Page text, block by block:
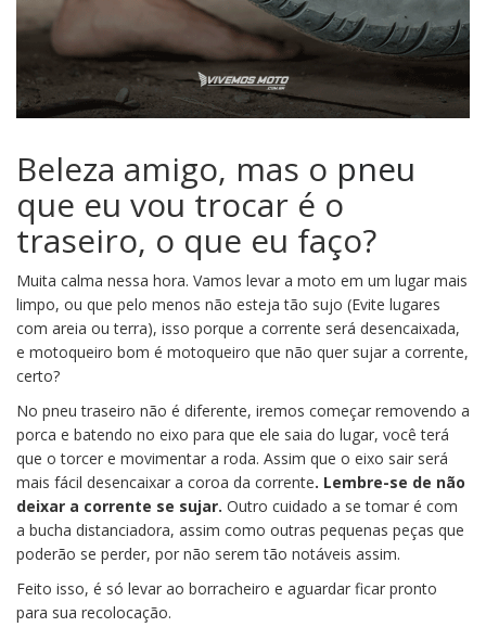
Beleza amigo, mas o pneu
que eu vou trocar é o
traseiro, o que eu faço?
Muita calma nessa hora. Vamos levar a moto em um lugar mais
limpo, ou que pelo menos não esteja tão sujo (Evite lugares
com areia ou terra), isso porque a corrente será desencaixada,
e motoqueiro bom é motoqueiro que não quer sujar a corrente,
certo?
No pneu traseiro não é diferente, iremos começar removendo a
porca e batendo no eixo para que ele saia do lugar, você terá
que o torcer e movimentar a roda. Assim que o eixo sair será
mais fácil desencaixar a coroa da corrente. Lembre-se de não
deixar a corrente se sujar. Outro cuidado a se tomar é com
a bucha distanciadora, assim como outras pequenas peças que
poderão se perder, por não serem tão notáveis assim.
Feito isso, é só levar ao borracheiro e aguardar ficar pronto
para sua recolocação.